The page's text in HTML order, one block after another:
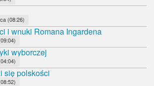
(08:26)
i wnuki Romana Ingardena
wyborczej
się polskości